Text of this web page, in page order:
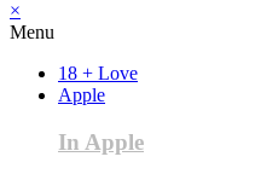
×
Menu
18 + Love
Apple
In Apple